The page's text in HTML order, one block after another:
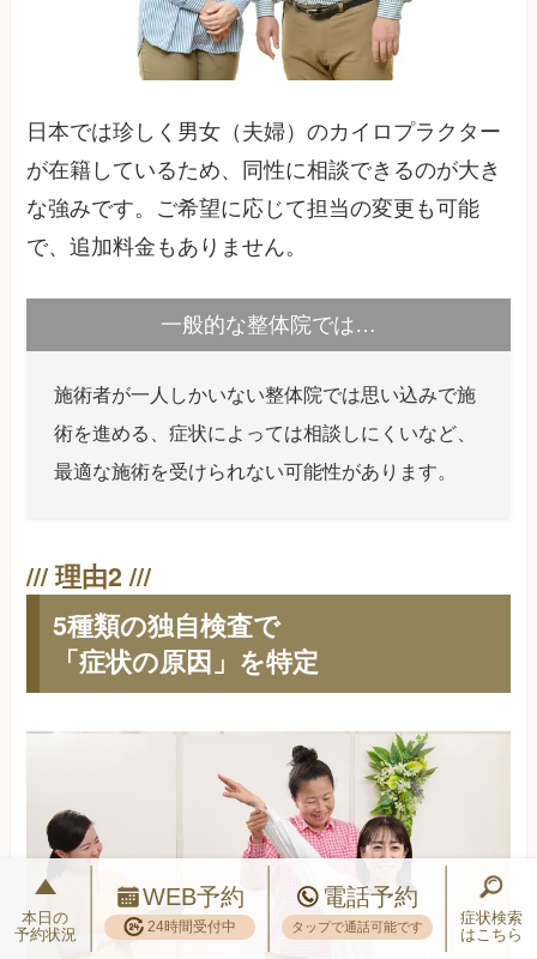
日本では珍しく男女（夫婦）のカイロプラクター
が在籍しているため、同性に相談できるのが大き
な強みです。ご希望に応じて担当の変更も可能
で、追加料金もありません。
一般的な整体院では…
施術者が一人しかいない整体院では思い込みで施
術を進める、症状によっては相談しにくいなど、
最適な施術を受けられない可能性があります。
5種類の独自検査で
「症状の原因」を特定
本日の
予約状況
WEB予約
24時間受付中
電話予約
タップで通話可能です
症状検索
はこちら